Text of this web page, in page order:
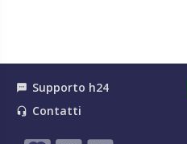
textsms Supporto h24
headset_mic Contatti